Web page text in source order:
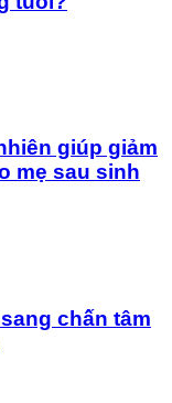
giúp giảm
mẹ sau sinh
chấn tâm